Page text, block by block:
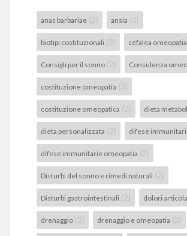
anas barbariae (2) ansia (2)
biotipi costituzionali (3) cefalea omeopatia
Consigli per il sonno (2) Consulenza
costituzione omeopatia (3)
costituzione omeopatica (2) dieta
dieta personalizzata (2) difese
difese immunitarie omeopatia (2)
Disturbi del sonno e rimedi naturali (2)
Disturbi gastrointestinali (2) dolori
drenaggio (2) drenaggio e omeopatia (2)